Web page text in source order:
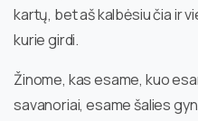
kartų, bet aš kalbėsiu čia ir
kurie girdi.
Žinome, kas esame, kuo
savanoriai, esame šalies